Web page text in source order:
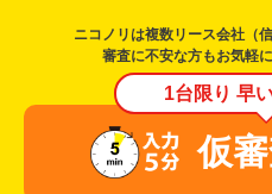
ニコノリは複数リース会社（
審査に不安な方もお気軽
1台限り 早
仮